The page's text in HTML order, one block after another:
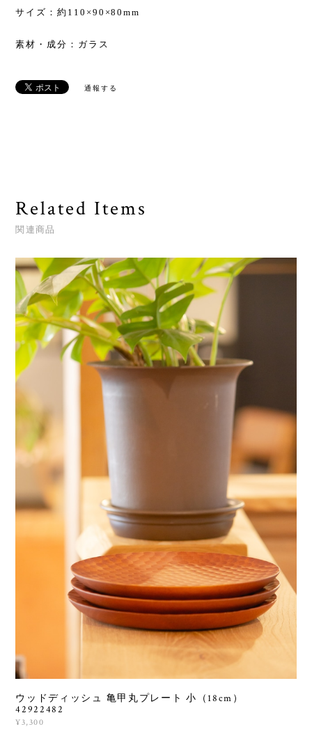
サイズ：約110×90×80mm
素材・成分：ガラス
通報する
Related Items
関連商品
ウッドディッシュ 亀甲丸プレート 小（18cm）
42922482
¥3,300